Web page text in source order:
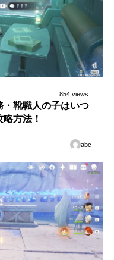
854 views
靴職人の子はいつ
方法！
abc